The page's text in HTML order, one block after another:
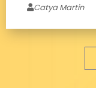
Catya Martin